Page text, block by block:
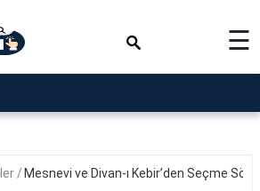
☰
Mesnevi ve Divan-ı Kebir’den Seçme